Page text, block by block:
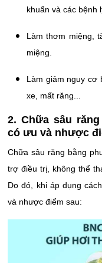
khuẩn và các bệnh
Làm thơm miệng,
miệng.
Làm giảm nguy cơ
xe, mất răng...
2. Chữa sâu
có ưu và nhược
Chữa sâu răng bằng
trợ điều trị, không thể
Do đó, khi áp dụng
và nhược điểm sau: